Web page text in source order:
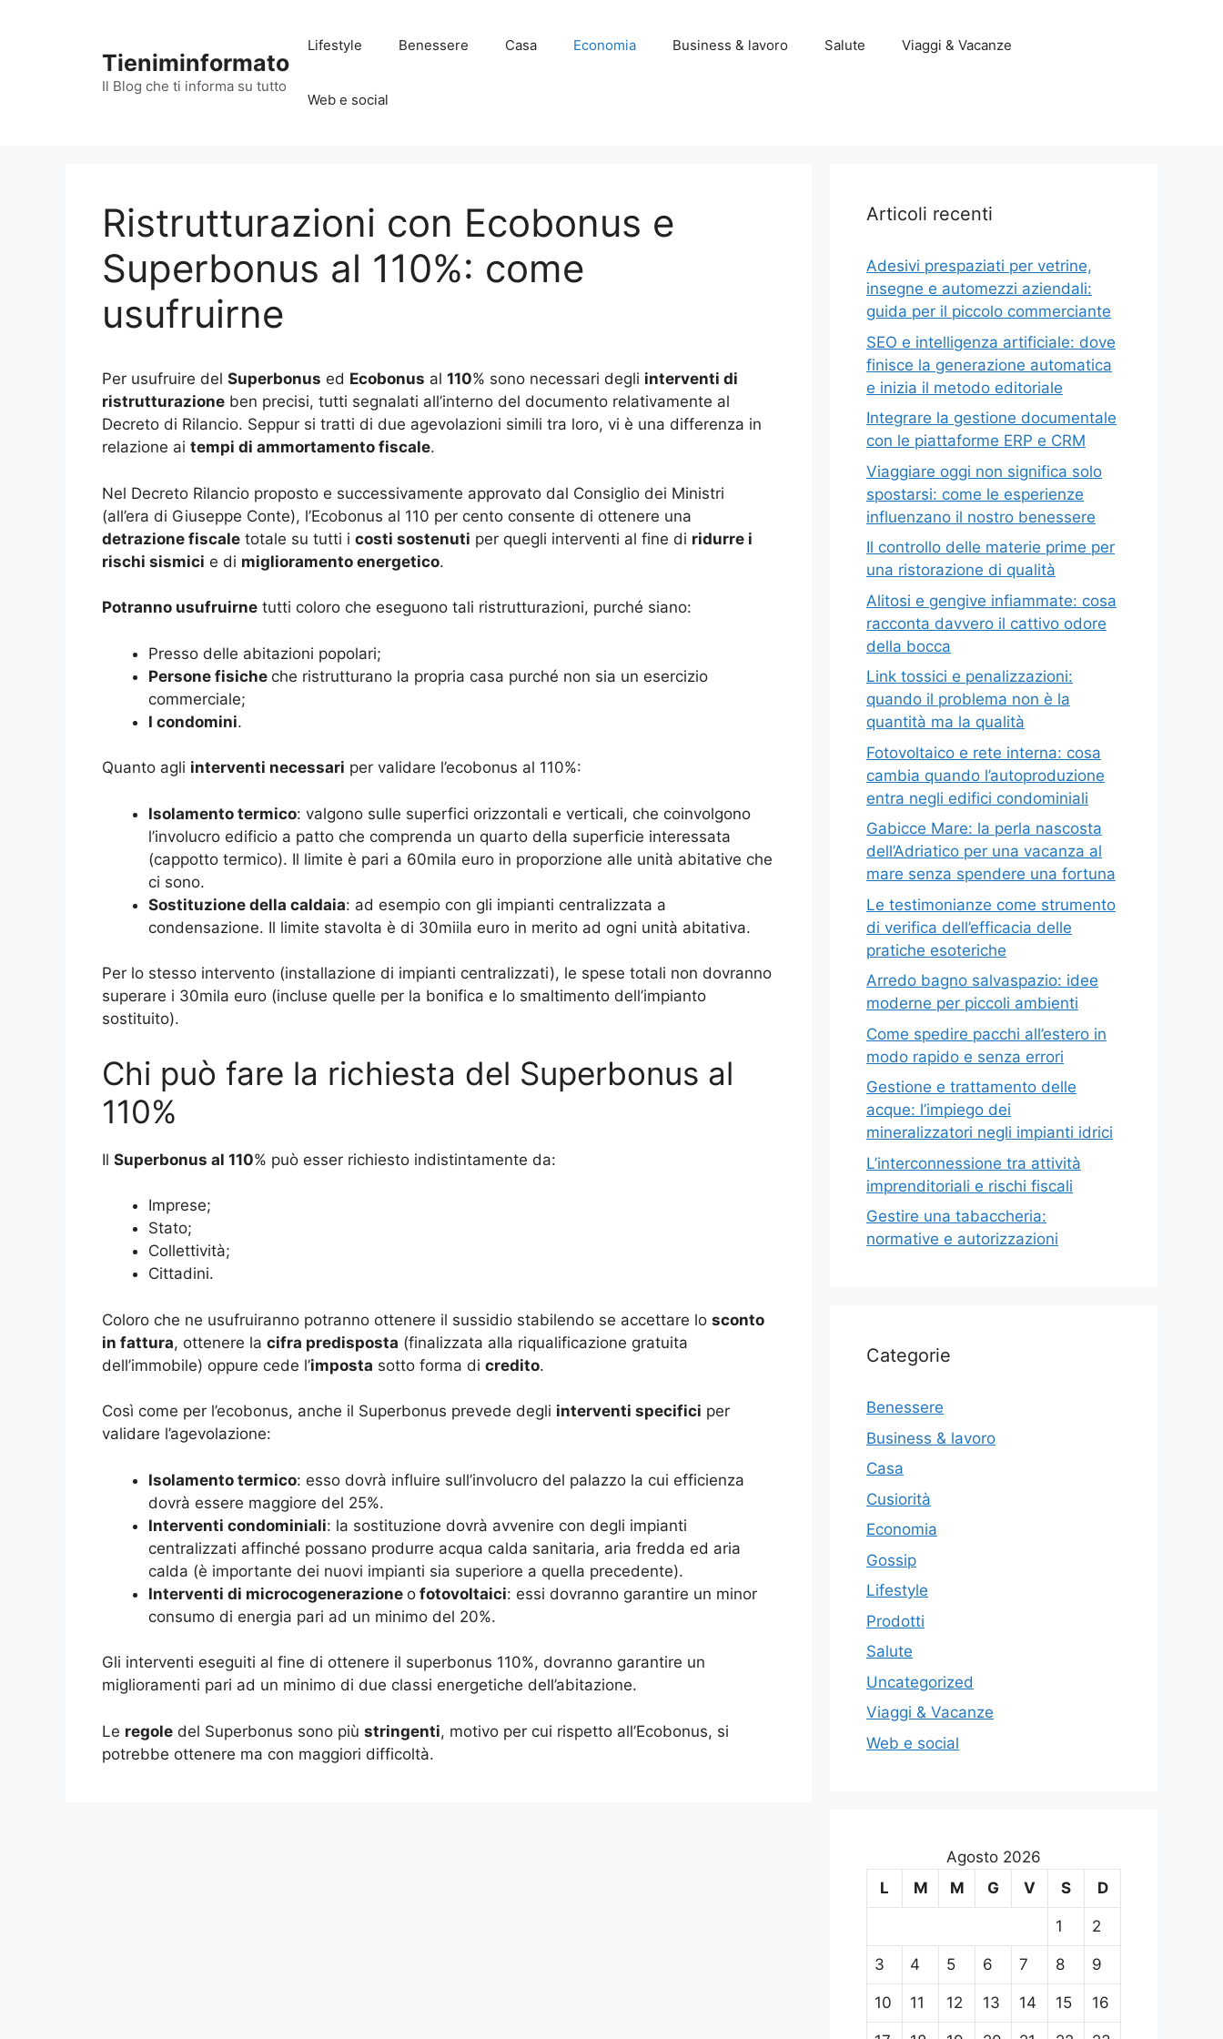
Tieniminformato
Il Blog che ti informa su tutto
Lifestyle Benessere Casa Economia Business & lavoro Salute Viaggi & Vacanze
Web e social
Ristrutturazioni con Ecobonus e
Superbonus al 110%: come
usufruirne
Per usufruire del Superbonus ed Ecobonus al 110% sono necessari degli interventi di
ristrutturazione ben precisi, tutti segnalati all’interno del documento relativamente al
Decreto di Rilancio. Seppur si tratti di due agevolazioni simili tra loro, vi è una differenza in
relazione ai tempi di ammortamento fiscale.
Nel Decreto Rilancio proposto e successivamente approvato dal Consiglio dei Ministri
(all’era di Giuseppe Conte), l’Ecobonus al 110 per cento consente di ottenere una
detrazione fiscale totale su tutti i costi sostenuti per quegli interventi al fine di ridurre i
rischi sismici e di miglioramento energetico.
Potranno usufruirne tutti coloro che eseguono tali ristrutturazioni, purché siano:
Presso delle abitazioni popolari;
Persone fisiche che ristrutturano la propria casa purché non sia un esercizio
commerciale;
I condomini.
Quanto agli interventi necessari per validare l’ecobonus al 110%:
Isolamento termico: valgono sulle superfici orizzontali e verticali, che coinvolgono
l’involucro edificio a patto che comprenda un quarto della superficie interessata
(cappotto termico). Il limite è pari a 60mila euro in proporzione alle unità abitative che
ci sono.
Sostituzione della caldaia: ad esempio con gli impianti centralizzata a
condensazione. Il limite stavolta è di 30miila euro in merito ad ogni unità abitativa.
Per lo stesso intervento (installazione di impianti centralizzati), le spese totali non dovranno
superare i 30mila euro (incluse quelle per la bonifica e lo smaltimento dell’impianto
sostituito).
Chi può fare la richiesta del Superbonus al
110%
Il Superbonus al 110% può esser richiesto indistintamente da:
Imprese;
Stato;
Collettività;
Cittadini.
Coloro che ne usufruiranno potranno ottenere il sussidio stabilendo se accettare lo sconto
in fattura, ottenere la cifra predisposta (finalizzata alla riqualificazione gratuita
dell’immobile) oppure cede l’imposta sotto forma di credito.
Così come per l’ecobonus, anche il Superbonus prevede degli interventi specifici per
validare l’agevolazione:
Isolamento termico: esso dovrà influire sull’involucro del palazzo la cui efficienza
dovrà essere maggiore del 25%.
Interventi condominiali: la sostituzione dovrà avvenire con degli impianti
centralizzati affinché possano produrre acqua calda sanitaria, aria fredda ed aria
calda (è importante dei nuovi impianti sia superiore a quella precedente).
Interventi di microcogenerazione o fotovoltaici: essi dovranno garantire un minor
consumo di energia pari ad un minimo del 20%.
Gli interventi eseguiti al fine di ottenere il superbonus 110%, dovranno garantire un
miglioramenti pari ad un minimo di due classi energetiche dell’abitazione.
Le regole del Superbonus sono più stringenti, motivo per cui rispetto all’Ecobonus, si
potrebbe ottenere ma con maggiori difficoltà.
Articoli recenti
Adesivi prespaziati per vetrine,
insegne e automezzi aziendali:
guida per il piccolo commerciante
SEO e intelligenza artificiale: dove
finisce la generazione automatica
e inizia il metodo editoriale
Integrare la gestione documentale
con le piattaforme ERP e CRM
Viaggiare oggi non significa solo
spostarsi: come le esperienze
influenzano il nostro benessere
Il controllo delle materie prime per
una ristorazione di qualità
Alitosi e gengive infiammate: cosa
racconta davvero il cattivo odore
della bocca
Link tossici e penalizzazioni:
quando il problema non è la
quantità ma la qualità
Fotovoltaico e rete interna: cosa
cambia quando l’autoproduzione
entra negli edifici condominiali
Gabicce Mare: la perla nascosta
dell’Adriatico per una vacanza al
mare senza spendere una fortuna
Le testimonianze come strumento
di verifica dell’efficacia delle
pratiche esoteriche
Arredo bagno salvaspazio: idee
moderne per piccoli ambienti
Come spedire pacchi all’estero in
modo rapido e senza errori
Gestione e trattamento delle
acque: l’impiego dei
mineralizzatori negli impianti idrici
L’interconnessione tra attività
imprenditoriali e rischi fiscali
Gestire una tabaccheria:
normative e autorizzazioni
Categorie
Benessere
Business & lavoro
Casa
Cusiorità
Economia
Gossip
Lifestyle
Prodotti
Salute
Uncategorized
Viaggi & Vacanze
Web e social
Agosto 2026
L
M M G V S D
1 2
3 4 5 6 7 8 9
10 11 12 13 14 15 16